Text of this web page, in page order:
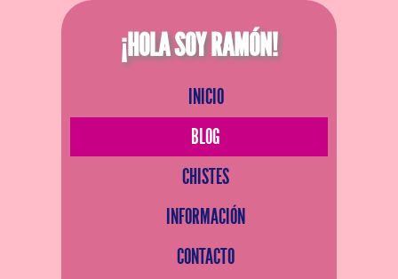
¡HOLA SOY RAMÓN!
INICIO
BLOG
CHISTES
INFORMACIÓN
CONTACTO